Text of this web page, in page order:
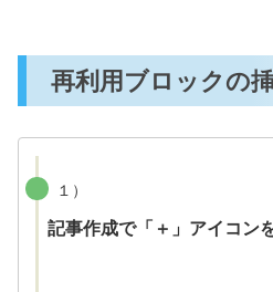
再利用ブロックの
１）
記事作成で「＋」アイコン